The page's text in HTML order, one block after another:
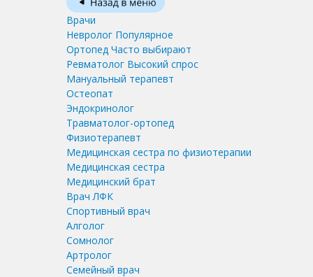
Врачи
Невролог Популярное
Ортопед Часто выбирают
Ревматолог Высокий спрос
Мануальный терапевт
Остеопат
Эндокринолог
Травматолог-ортопед
Физиотерапевт
Медицинская сестра по физиотерапии
Медицинская сестра
Медицинский брат
Врач ЛФК
Спортивный врач
Алголог
Сомнолог
Артролог
Семейный врач